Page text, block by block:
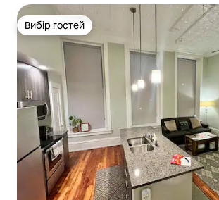
Вибір гостей
Вибір гостей